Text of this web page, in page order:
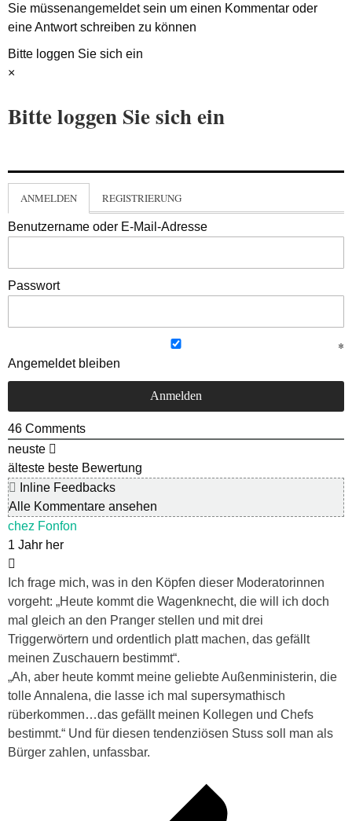
Sie müssenangemeldetsein um einen Kommentar oder
eine Antwort schreiben zu können
Bitte loggen Sie sich ein
×
Bitte loggen Sie sich ein
ANMELDEN REGISTRIERUNG
Benutzername oder E-Mail-Adresse
Passwort
Angemeldet bleiben
46 Comments
neuste
älteste beste Bewertung
Inline Feedbacks
Alle Kommentare ansehen
chez Fonfon
1 Jahr her
Ich frage mich, was in den Köpfen dieser Moderatorinnen
vorgeht: „Heute kommt die Wagenknecht, die will ich doch
mal gleich an den Pranger stellen und mit drei
Triggerwörtern und ordentlich platt machen, das gefällt
meinen Zuschauern bestimmt“.
„Ah, aber heute kommt meine geliebte Außenministerin, die
tolle Annalena, die lasse ich mal supersymathisch
rüberkommen…das gefällt meinen Kollegen und Chefs
bestimmt.“ Und für diesen tendenziösen Stuss soll man als
Bürger zahlen, unfassbar.